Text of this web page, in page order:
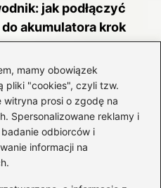
mamy obowiązek
pliki "cookies", czyli tzw.
prosi o zgodę na
Spersonalizowane reklamy i
odbiorców i
informacji na
jak podłączyć
akumulatora krok
poziom oleju
wskazówki
Clio 2